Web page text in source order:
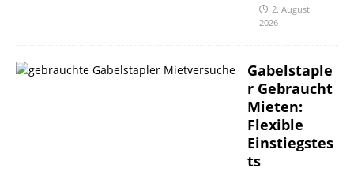
2. August
2026
Gabelstaple
r Gebraucht
Mieten:
Flexible
Einstiegstes
ts